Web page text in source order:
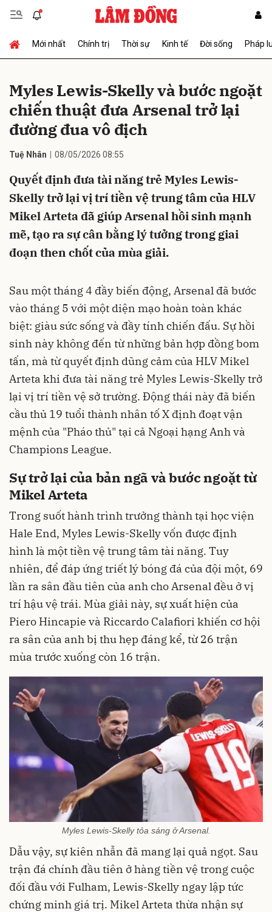
Mới nhất Chính trị Thời sự Kinh tế Đời sống Pháp
Myles Lewis-Skelly và bước ngoặt
chiến thuật đưa Arsenal trở lại
đường đua vô địch
Tuệ Nhân 08/05/2026 08:55
Quyết định đưa tài năng trẻ Myles Lewis-
Skelly trở lại vị trí tiền vệ trung tâm của HLV
Mikel Arteta đã giúp Arsenal hồi sinh mạnh
mẽ, tạo ra sự cân bằng lý tưởng trong giai
đoạn then chốt của mùa giải.
Sau một tháng 4 đầy biến động, Arsenal đã bước
vào tháng 5 với một diện mạo hoàn toàn khác
biệt: giàu sức sống và đầy tính chiến đấu. Sự hồi
sinh này không đến từ những bản hợp đồng bom
tấn, mà từ quyết định dũng cảm của HLV Mikel
Arteta khi đưa tài năng trẻ Myles Lewis-Skelly trở
lại vị trí tiền vệ sở trường. Động thái này đã biến
cầu thủ 19 tuổi thành nhân tố X định đoạt vận
mệnh của "Pháo thủ" tại cả Ngoại hạng Anh và
Champions League.
Sự trở lại của bản ngã và bước ngoặt từ
Mikel Arteta
Trong suốt hành trình trưởng thành tại học viện
Hale End, Myles Lewis-Skelly vốn được định
hình là một tiền vệ trung tâm tài năng. Tuy
nhiên, để đáp ứng triết lý bóng đá của đội một, 69
lần ra sân đầu tiên của anh cho Arsenal đều ở vị
trí hậu vệ trái. Mùa giải này, sự xuất hiện của
Piero Hincapie và Riccardo Calafiori khiến cơ hội
ra sân của anh bị thu hẹp đáng kể, từ 26 trận
mùa trước xuống còn 16 trận.
Myles Lewis-Skelly tỏa sáng ở Arsenal.
Dẫu vậy, sự kiên nhẫn đã mang lại quả ngọt. Sau
trận đá chính đầu tiên ở hàng tiền vệ trong cuộc
đối đầu với Fulham, Lewis-Skelly ngay lập tức
chứng minh giá trị. Mikel Arteta thừa nhận sự
Gửi bình luận
Hủy